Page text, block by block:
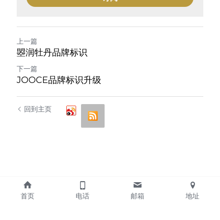
上一篇
曌润牡丹品牌标识
下一篇
JOOCE品牌标识升级
回到主页
首页 电话 邮箱 地址